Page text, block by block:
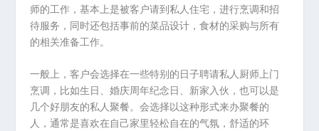
师的工作，基本上是被客户请到私人住宅，进行烹调和招
待服务，同时还包括事前的菜品设计，食材的采购与所有
的相关准备工作。
一般上，客户会选择在一些特别的日子聘请私人厨师上门
烹调，比如生日、婚庆周年纪念日、新家入伙，也可以是
几个好朋友的私人聚餐。会选择以这种形式来办聚餐的
人，通常是喜欢在自己家里轻松自在的气氛，舒适的环